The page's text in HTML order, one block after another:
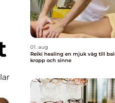
01. aug
Reiki healing en mjuk väg till balans i
kropp och sinne